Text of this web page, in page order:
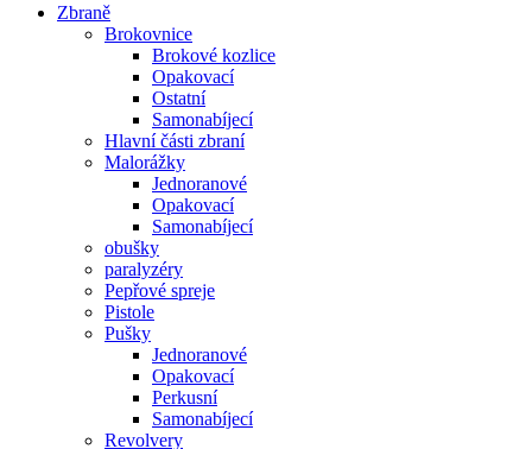
Zbraně
Brokovnice
Brokové kozlice
Opakovací
Ostatní
Samonabíjecí
Hlavní části zbraní
Malorážky
Jednoranové
Opakovací
Samonabíjecí
obušky
paralyzéry
Pepřové spreje
Pistole
Pušky
Jednoranové
Opakovací
Perkusní
Samonabíjecí
Revolvery